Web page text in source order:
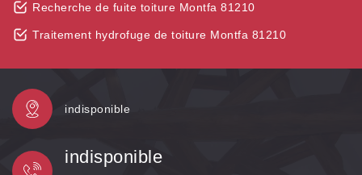
Recherche de fuite toiture Montfa 81210
Traitement hydrofuge de toiture Montfa 81210
indisponible
indisponible